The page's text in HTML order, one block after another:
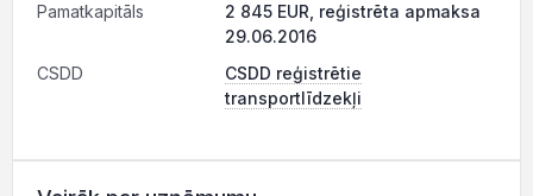
Pamatkapitāls
2 845 EUR, reģistrēta apmaksa
29.06.2016
CSDD
CSDD reģistrētie
transportlīdzekļi